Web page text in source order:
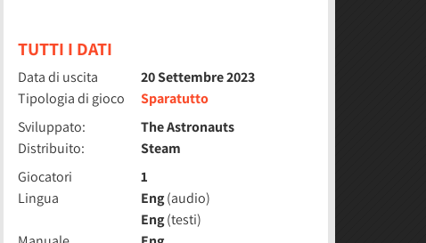
TUTTI I DATI
Data di uscita
20 Settembre 2023
Tipologia di gioco
Sparatutto
Sviluppato:
The Astronauts
Distribuito:
Steam
Giocatori
1
Lingua
Eng(audio)
Eng(testi)